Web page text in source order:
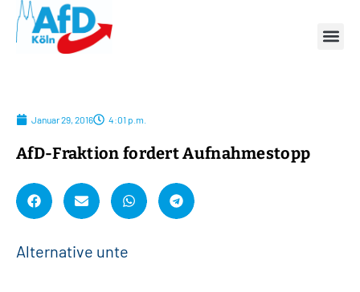
Januar 29, 2016 4:01 p.m.
AfD-Fraktion fordert Aufnahmestopp
Alternative unte